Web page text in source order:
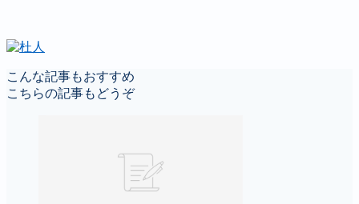
こんな記事もおすすめ
こちらの記事もどうぞ